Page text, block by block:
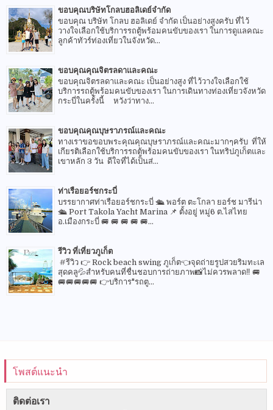
ขอบคุณบริษัทโกลบฮอลิเดย์จำกัด
ขอบคุณ บริษัท โกลบ ฮอลิเดย์ จำกัด เป็นอย่างสูงครับ ที่ไว้
วางใจเลือกใช้บริการรถตู้พร้อมคนขับของเรา ในการดูแลคณะ
ลูกค้าทัวร์ท่องเที่ยวในจังหวัด...
ขอบคุณคุณจิตรลดาและคณะ
ขอบคุณจิตรลดาและคณะ เป็นอย่างสูง ที่ไว้วางใจเลือกใช้
บริการรถตู้พร้อมคนขับของเรา ในการเดินทางท่องเที่ยวจังหวัด
กระบี่ในครั้งนี้ หวังว่าทาง...
ขอบคุณคุณบุษราภรณ์และคณะ
ทางเราขอขอบพระคุณคุณบุษราภรณ์และคณะมากๆครับ ที่ให้
เกียรติเลือกใช้บริการรถตู้พร้อมคนขับของเรา ในทริปภูเก็ตและ
เขาหลัก 3 วัน ดีใจที่ได้เป็นส่...
ท่าเรือยอร์ชกระบี่
บรรยากาศท่าเรือยอร์ชกระบี่ 🛳 พอร์ต ตะโกลา ยอร์ช มารีน่า
🛳 Port Takola Yacht Marina 📌 ตั้งอยู่ หมู่6 ต.ไสไทย
อ.เมืองกระบี่ 🚐 🚐 🚐 🚐 🚐...
รีวิว ที่เที่ยวภูเก็ต
#รีวิว 👉 Rock beach swing ภูเก็ต👈จุดถ่ายรูปสวยริมทะเล
สุดคลู💦สำหรับคนที่ชื่นชอบการถ่ายภาพ📸ไม่ควรพลาด‼️ 🚐
🚐🚐🚐🚐🚐 👉บริการ"รถตู...
โพสต์แนะนำ
ติดต่อเรา